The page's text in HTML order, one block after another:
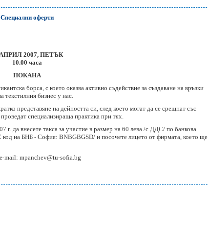
Специални оферти
2007, ПЕТЪК
10.00 часа
ПОКАНА
борса, с което оказва активно съдействие за създаване на връзки
текстилния бизнес у нас.
представяне на дейността си, след което могат да се срещнат със
специализираща практика при тях.
г. да внесете такса за участие в размер на 60 лева /с ДДС/ по банкова
на БНБ - София: BNBGBGSD/ и посочете лицето от фирмата, което ще
mail: mpanchev@tu-sofia.bg